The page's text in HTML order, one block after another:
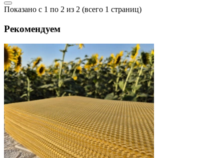
Показано с 1 по 2 из 2 (всего 1 страниц)
Рекомендуем